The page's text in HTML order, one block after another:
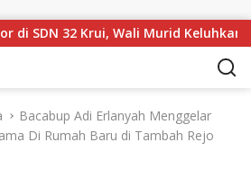
32 Krui, Wali Murid Keluhkan
Bacabup Adi Erlanyah Menggelar
Di Rumah Baru di Tambah Rejo